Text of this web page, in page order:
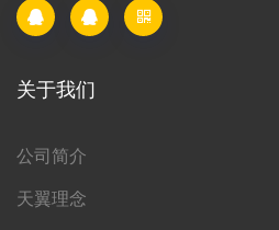
关于我们
公司简介
天翼理念